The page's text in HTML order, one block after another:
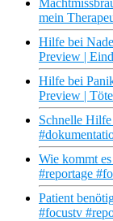
mein
Hilfe bei
Preview |
Hilfe bei
Preview |
Schnelle
Wie kommt
#reportage
Patient
#focustv